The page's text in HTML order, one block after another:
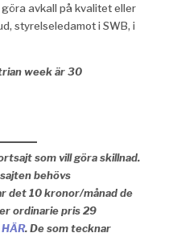
avkall på kvalitet eller
styrelseledamot i SWB, i
week är 30
som vill göra skillnad.
behövs
det 10 kronor/månad de
ordinarie pris 29
HÄR. De som tecknar